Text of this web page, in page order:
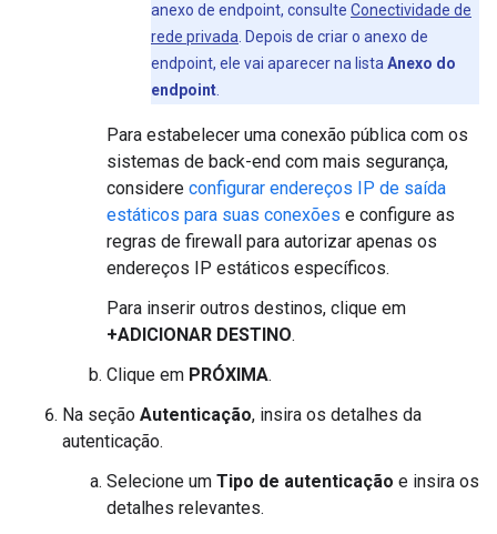
anexo de endpoint, consulte Conectividade de
rede privada . Depois de criar o anexo de
endpoint, ele vai aparecer na lista Anexo do
endpoint
Para estabelecer uma conexão pública com os
sistemas de back-end com mais segurança,
considere configurar endereços IP de saída
estáticos para suas conexões e configure as
regras de firewall para autorizar apenas os
endereços IP estáticos específicos.
Para inserir outros destinos, clique em
+ADICIONAR DESTINO.
Clique em PRÓXIMA.
Na seção Autenticação, insira os detalhes da
autenticação.
Selecione um Tipo de autenticação e insira os
detalhes relevantes.